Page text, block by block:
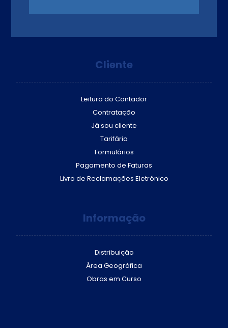
Cliente
Leitura do Contador
Contratação
Já sou cliente
Tarifário
Formulários
Pagamento de Faturas
Livro de Reclamações Eletrónico
Informação
Distribuição
Área Geográfica
Obras em Curso